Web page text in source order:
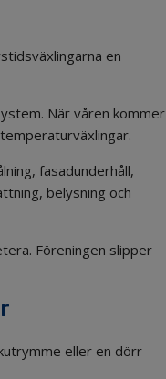
en
När våren kommer
fasadunderhåll,
belysning och
Föreningen slipper
eller en dörr